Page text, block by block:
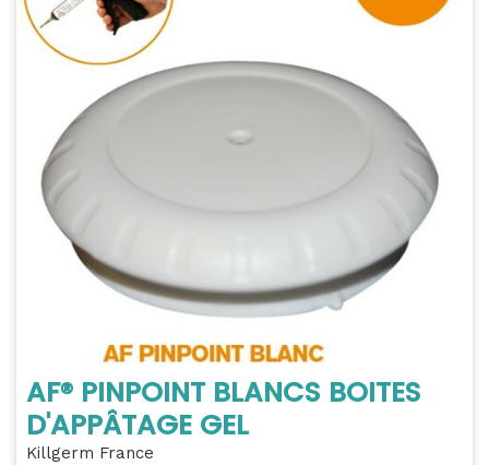
AF® PINPOINT BLANCS BOITES
D'APPÂTAGE GEL
Killgerm France